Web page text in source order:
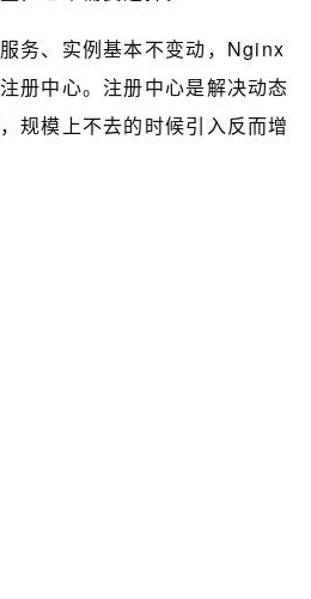
务、实例基本不变动，Nginx
册中心。注册中心是解决动态
规模上不去的时候引入反而增